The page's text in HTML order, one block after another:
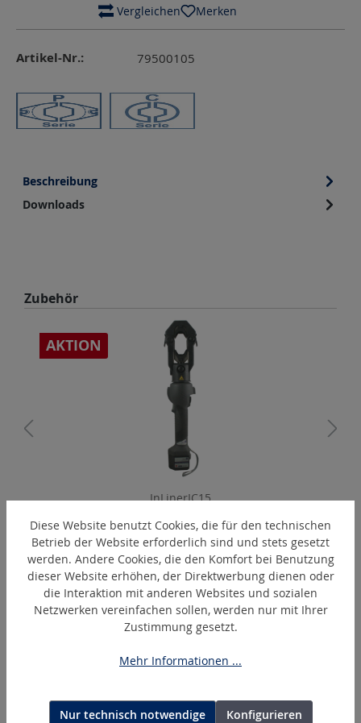
Vergleichen Merken
Artikel-Nr.: 79500105
Beschreibung
Downloads
Produktgalerie überspringen
Zubehör
AKTION
InLinerIC15
Produktgalerie überspringen
Ähnliche Artikel
Diese Website benutzt Cookies, die für den technischen
Betrieb der Website erforderlich sind und stets gesetzt
werden. Andere Cookies, die den Komfort bei Benutzung
dieser Website erhöhen, der Direktwerbung dienen oder
die Interaktion mit anderen Websites und sozialen
Netzwerken vereinfachen sollen, werden nur mit Ihrer
Zustimmung gesetzt.
Mehr Informationen ...
Nur technisch notwendige
Konfigurieren